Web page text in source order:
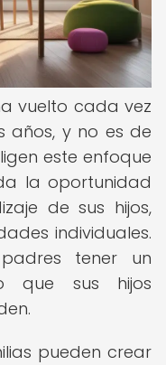
vuelto cada vez
años, y no es de
este enfoque
la oportunidad
de sus hijos,
individuales.
tener un
que sus hijos
pueden crear